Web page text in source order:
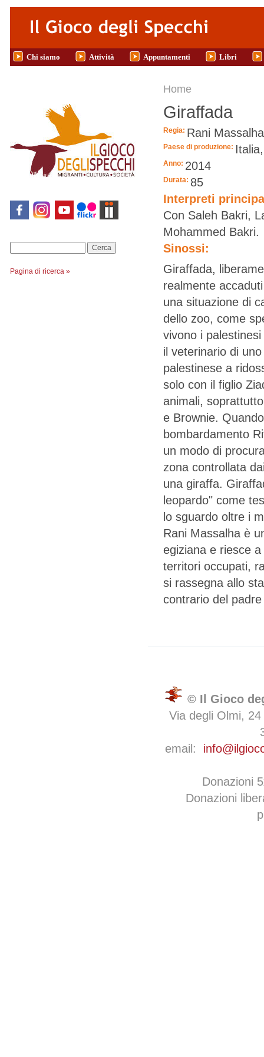
Salta al contenuto principale
Chi siamo Attività Appuntamenti Libri
Pagina di ricerca »
Tu sei qui
Home
Giraffada
Regia: Rani Massalha
Paese di produzione:
Anno: 2014
Durata: 85
Interpreti
Con Saleh Bakri,
Mohammed Bakri.
Sinossi:
Giraffada,
realmente
una situazione di
dello zoo, come
vivono i
il veterinario di
palestinese a
solo con il figlio
animali,
e Brownie.
bombardamento
un modo di
zona controllata
una giraffa.
leopardo" come
lo sguardo oltre i
Rani Massalha è
egiziana e riesce
territori occupati,
si rassegna allo
contrario del
© Il Gioco
Via degli Olmi,
email:
Donazioni
Donazioni